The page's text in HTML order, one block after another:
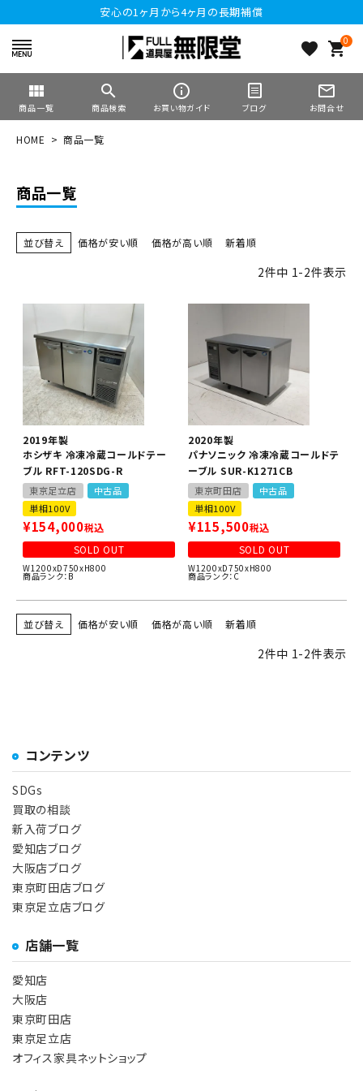
安心の1ヶ月から4ヶ月の長期補償
favorite 0
shopping_cart
view_module
商品一覧
search
商品検索
info_outline
お買い物ガイド ブログ
mail_outline
お問合せ
HOME 商品一覧
商品一覧
並び替え 価格が安い順 価格が高い順 新着順
2件中 1-2件表示
2019年製
ホシザキ 冷凍冷蔵コールドテー
ブル RFT-120SDG-R
東京足立店
中古品
単相100V
¥154,000税込
SOLD OUT
W1200xD750xH800
商品ランク：B
2020年製
パナソニック 冷凍冷蔵コールドテ
ーブル SUR-K1271CB
東京町田店
中古品
単相100V
¥115,500税込
SOLD OUT
W1200xD750xH800
商品ランク：C
並び替え 価格が安い順 価格が高い順 新着順
2件中 1-2件表示
コンテンツ
SDGs
買取の相談
新入荷ブログ
愛知店ブログ
大阪店ブログ
東京町田店ブログ
東京足立店ブログ
店舗一覧
愛知店
大阪店
東京町田店
東京足立店
オフィス家具ネットショップ